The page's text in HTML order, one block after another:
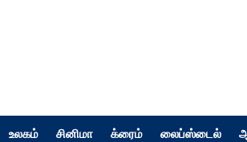
உலகம் சினிமா க்ரைம் லைப்ஸ்டைல்